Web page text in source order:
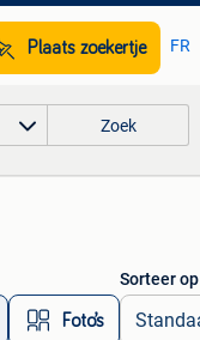
Plaats zoekertje FR
Zoek
Foto’s
Sorteer op